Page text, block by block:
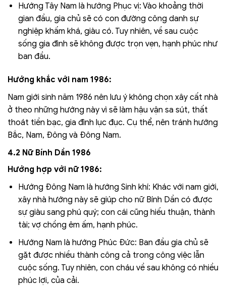
Hướng Tây Nam là hướng Phục vị: Vào khoảng thời
gian đầu, gia chủ sẽ có con đường công danh sự
nghiệp khấm khá, giàu có. Tuy nhiên, về sau cuộc
sống gia đình sẽ không được trọn vẹn, hạnh phúc như
ban đầu.
Hướng khắc với nam 1986:
Nam giới sinh năm 1986 nên lưu ý không chọn xây cất nhà
ở theo những hướng này vì sẽ làm hậu vận sa sút, thất
thoát tiền bạc, gia đình lục đục. Cụ thể, nên tránh hướng
Bắc, Nam, Đông và Đông Nam.
4.2 Nữ Bính Dần 1986
Hướng hợp với nữ 1986:
Hướng Đông Nam là hướng Sinh khí: Khác với nam giới,
xây nhà hướng này sẽ giúp cho nữ Bính Dần có được
sự giàu sang phú quý; con cái cũng hiếu thuận, thành
tài; vợ chồng êm ấm, hạnh phúc.
Hướng Nam là hướng Phúc Đức: Ban đầu gia chủ sẽ
gặt được nhiều thành công cả trong công việc lẫn
cuộc sống. Tuy nhiên, con cháu về sau không có nhiều
phúc lợi, của cải.